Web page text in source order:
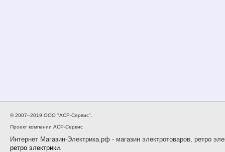
© 2007–2019 ООО "АСР-Сервис".
Проект компании АСР-Сервис
Интернет Магазин-Электрика.рф - магазин электротоваров, ретро
ретро электрики.